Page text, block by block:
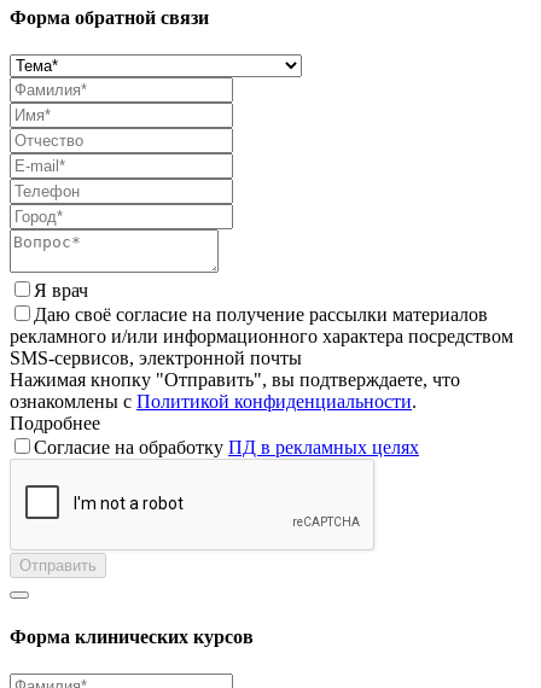
Форма обратной связи
Я врач
Даю своё согласие на получение рассылки материалов
рекламного и/или информационного характера посредством
SMS-сервисов, электронной почты
Нажимая кнопку "Отправить", вы подтверждаете, что
ознакомлены с Политикой конфиденциальности.
Подробнее
Согласие на обработку ПД в рекламных целях
Отправить
Форма клинических курсов